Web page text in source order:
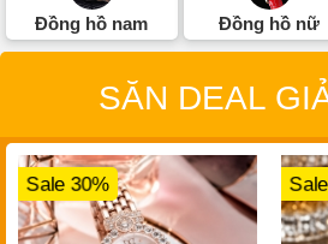
Đồng hồ nam Đồng hồ nữ
SĂN DEAL
Sale 30%